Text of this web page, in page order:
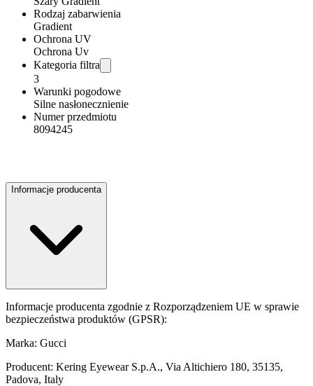
Rodzaj zabarwienia
Gradient
Ochrona UV
Ochrona Uv
Kategoria filtra
3
Warunki pogodowe
Silne nasłonecznienie
Numer przedmiotu
8094245
Informacje producenta
Informacje producenta zgodnie z Rozporządzeniem UE w sprawie
bezpieczeństwa produktów (GPSR):
Marka: Gucci
Producent: Kering Eyewear S.p.A., Via Altichiero 180, 35135,
Padova, Italy